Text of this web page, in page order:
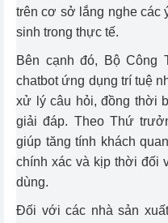
trên cơ sở lắng nghe các
sinh trong thực tế.
Bên cạnh đó, Bộ Công
chatbot ứng dụng trí tuệ
xử lý câu hỏi, đồng thời
giải đáp. Theo Thứ
giúp tăng tính khách
chính xác và kịp thời đối
dùng.
Đối với các nhà sản